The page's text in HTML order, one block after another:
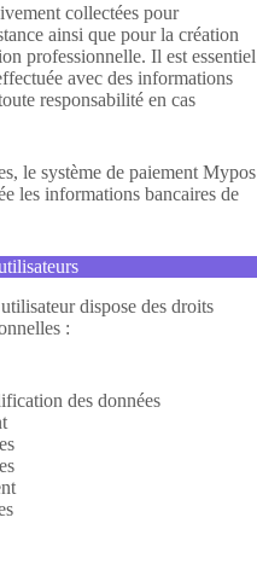
collectées pour
ainsi que pour la création
professionnelle. Il est essentiel
avec des informations
responsabilité en cas
le système de paiement Mypos
les informations bancaires de
dispose des droits
:
des données